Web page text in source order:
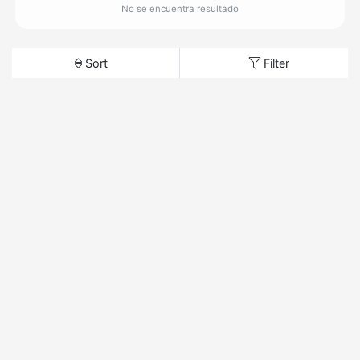
No se encuentra resultado
Sort Filter